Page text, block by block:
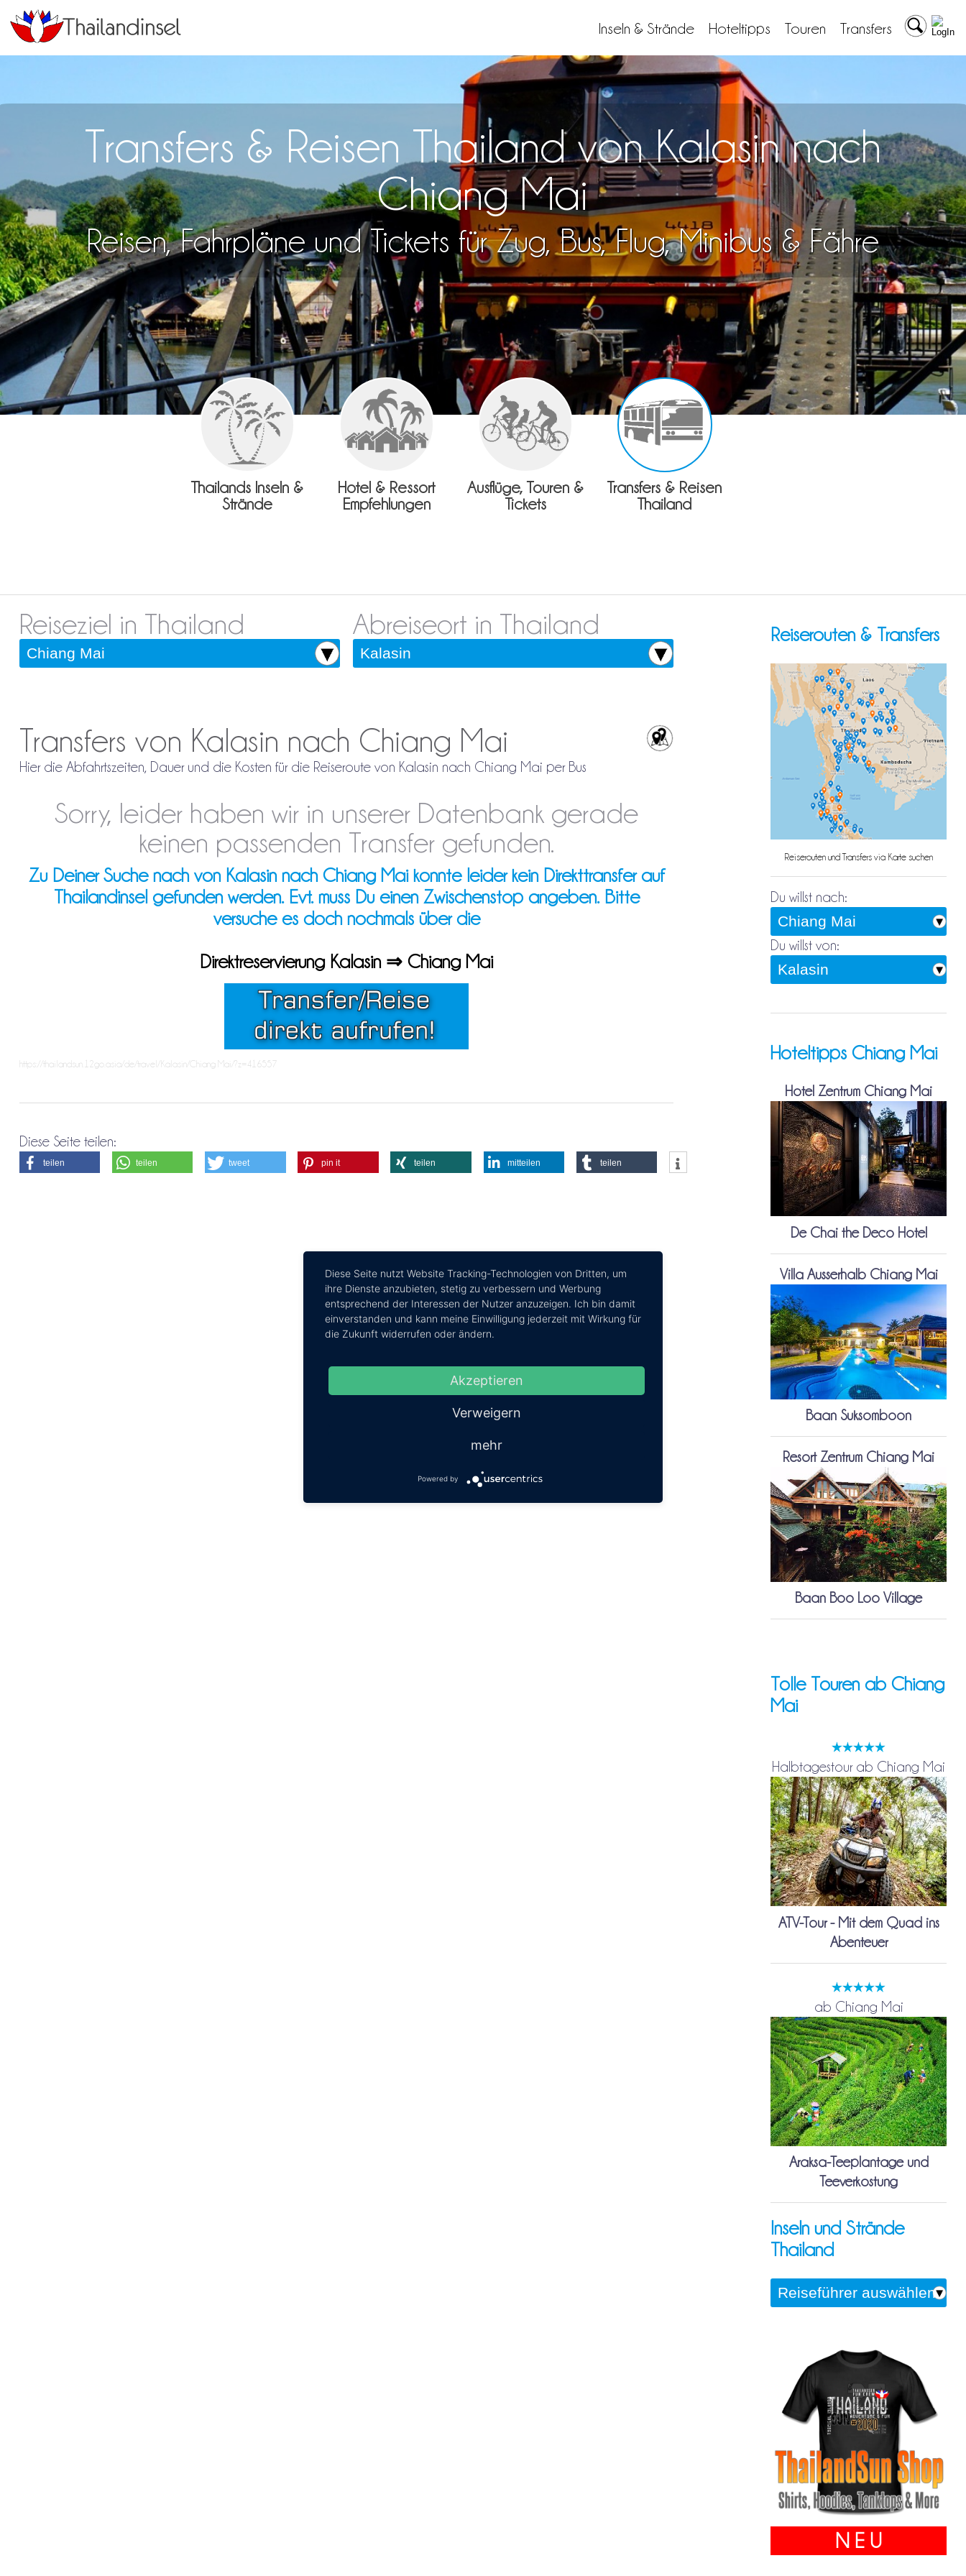
Transfers
Touren
Hoteltipps
Inseln & Strände
Transfers & Reisen Thailand von Kalasin nach
Chiang Mai
Reisen, Fahrpläne und Tickets für Zug, Bus, Flug, Minibus & Fähre
Thailands Inseln &
Strände
Hotel & Ressort
Empfehlungen
Ausflüge, Touren &
Tickets
Transfers & Reisen
Thailand
Reiseziel in Thailand Abreiseort in Thailand
Transfers von Kalasin nach Chiang Mai
Hier die Abfahrtszeiten, Dauer und die Kosten für die Reiseroute von Kalasin nach Chiang Mai per Bus
Sorry, leider haben wir in unserer Datenbank gerade
keinen passenden Transfer gefunden.
Zu Deiner Suche nach von Kalasin nach Chiang Mai konnte leider kein Direkttransfer auf
Thailandinsel gefunden werden. Evt. muss Du einen Zwischenstop angeben. Bitte
versuche es doch nochmals über die
Direktreservierung Kalasin ⇒ Chiang Mai
https://thailandsun.12go.asia/de/travel/Kalasin/Chiang Mai/?z=416557
Diese Seite teilen:
teilen teilen tweet pin it teilen mitteilen teilen
Reiserouten & Transfers
Reiserouten und Transfers via Karte suchen
Du willst nach:
Du willst von:
Hoteltipps Chiang Mai
Hotel Zentrum Chiang Mai
De Chai the Deco Hotel
Villa Ausserhalb Chiang Mai
Baan Suksomboon
Resort Zentrum Chiang Mai
Baan Boo Loo Village
Tolle Touren ab Chiang
Mai
Halbtagestour ab Chiang Mai
ATV-Tour - Mit dem Quad ins
Abenteuer
ab Chiang Mai
Araksa-Teeplantage und
Teeverkostung
Inseln und Strände
Thailand
N E U
Diese Seite nutzt Website Tracking-Technologien von Dritten, um
ihre Dienste anzubieten, stetig zu verbessern und Werbung
entsprechend der Interessen der Nutzer anzuzeigen. Ich bin damit
einverstanden und kann meine Einwilligung jederzeit mit Wirkung für
die Zukunft widerrufen oder ändern.
Akzeptieren
Verweigern
mehr
Powered by